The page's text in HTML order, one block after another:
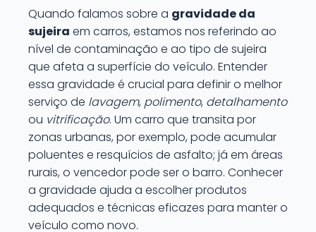
Quando falamos sobre a gravidade da
sujeira em carros, estamos nos referindo ao
nível de contaminação e ao tipo de sujeira
que afeta a superfície do veículo. Entender
essa gravidade é crucial para definir o melhor
serviço de lavagem, polimento, detalhamento
ou vitrificação. Um carro que transita por
zonas urbanas, por exemplo, pode acumular
poluentes e resquícios de asfalto; já em áreas
rurais, o vencedor pode ser o barro. Conhecer
a gravidade ajuda a escolher produtos
adequados e técnicas eficazes para manter o
veículo como novo.